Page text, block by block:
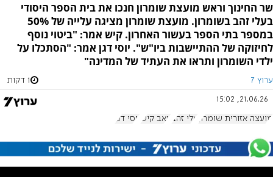
שר החינוך וראש מועצת שומרון חנכו את בית הספר היסודי
בעלי זהב בשומרון. מועצת שומרון מציגה עלייה של 50%
במספר בתי הספר בעשור האחרון. קיש אמר: "ביטוי נוסף
לחיזוקה של ההתיישבות ביו"ש". יוסי דגן אמר: "הסתכלו על
ילדי השומרון ותראו את העתיד של המדינה"
ערוץ 7 1 דקות
21.06.26, 15:02
מועצה אזורית שומרון עלי זהב יואב קיש יוסי דגן